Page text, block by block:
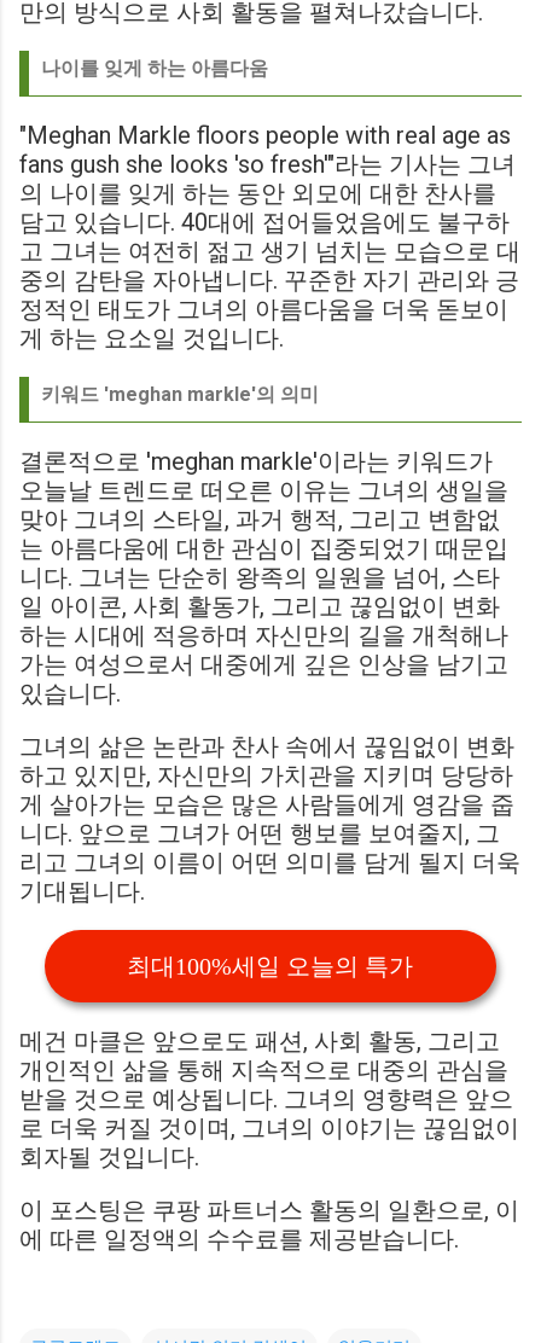
만의 방식으로 사회 활동을 펼쳐나갔습니다.
나이를 잊게 하는 아름다움
"Meghan Markle floors people with real age as
fans gush she looks 'so fresh'"라는 기사는 그녀
의 나이를 잊게 하는 동안 외모에 대한 찬사를
담고 있습니다. 40대에 접어들었음에도 불구하
고 그녀는 여전히 젊고 생기 넘치는 모습으로 대
중의 감탄을 자아냅니다. 꾸준한 자기 관리와 긍
정적인 태도가 그녀의 아름다움을 더욱 돋보이
게 하는 요소일 것입니다.
키워드 'meghan markle'의 의미
결론적으로 'meghan markle'이라는 키워드가
오늘날 트렌드로 떠오른 이유는 그녀의 생일을
맞아 그녀의 스타일, 과거 행적, 그리고 변함없
는 아름다움에 대한 관심이 집중되었기 때문입
니다. 그녀는 단순히 왕족의 일원을 넘어, 스타
일 아이콘, 사회 활동가, 그리고 끊임없이 변화
하는 시대에 적응하며 자신만의 길을 개척해나
가는 여성으로서 대중에게 깊은 인상을 남기고
있습니다.
그녀의 삶은 논란과 찬사 속에서 끊임없이 변화
하고 있지만, 자신만의 가치관을 지키며 당당하
게 살아가는 모습은 많은 사람들에게 영감을 줍
니다. 앞으로 그녀가 어떤 행보를 보여줄지, 그
리고 그녀의 이름이 어떤 의미를 담게 될지 더욱
기대됩니다.
최대100%세일 오늘의 특가
메건 마클은 앞으로도 패션, 사회 활동, 그리고
개인적인 삶을 통해 지속적으로 대중의 관심을
받을 것으로 예상됩니다. 그녀의 영향력은 앞으
로 더욱 커질 것이며, 그녀의 이야기는 끊임없이
회자될 것입니다.
이 포스팅은 쿠팡 파트너스 활동의 일환으로, 이
에 따른 일정액의 수수료를 제공받습니다.